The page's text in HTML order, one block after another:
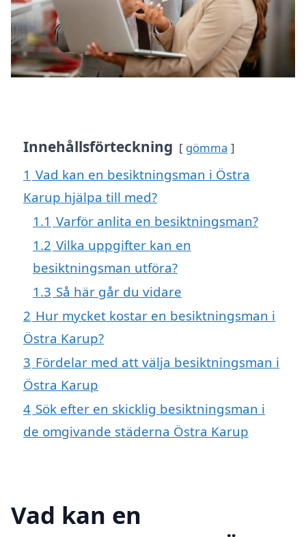
Innehållsförteckning gömma
1 Vad kan en besiktningsman i Östra
Karup hjälpa till med?
1.1 Varför anlita en besiktningsman?
1.2 Vilka uppgifter kan en
besiktningsman utföra?
1.3 Så här går du vidare
2 Hur mycket kostar en besiktningsman i
Östra Karup?
3 Fördelar med att välja besiktningsman i
Östra Karup
4 Sök efter en skicklig besiktningsman i
de omgivande städerna Östra Karup
Vad kan en